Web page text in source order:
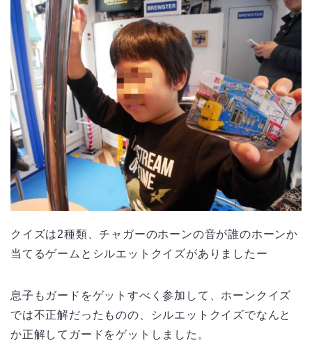
クイズは2種類、チャガーのホーンの音が誰のホーンか
当てるゲームとシルエットクイズがありましたー
息子もガードをゲットすべく参加して、ホーンクイズ
では不正解だったものの、シルエットクイズでなんと
か正解してガードをゲットしました。